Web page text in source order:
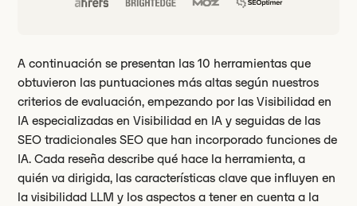
A continuación se presentan las 10 herramientas que
obtuvieron las puntuaciones más altas según nuestros
criterios de evaluación, empezando por las Visibilidad en
IA especializadas en Visibilidad en IA y seguidas de las
SEO tradicionales SEO que han incorporado funciones de
IA. Cada reseña describe qué hace la herramienta, a
quién va dirigida, las características clave que influyen en
la visibilidad LLM y los aspectos a tener en cuenta a la